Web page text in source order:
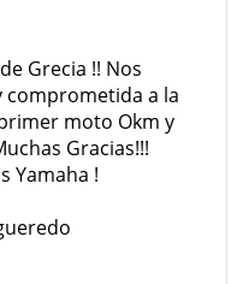
Grecia !! Nos
comprometida a la
moto Okm y
Gracias!!!
Yamaha !